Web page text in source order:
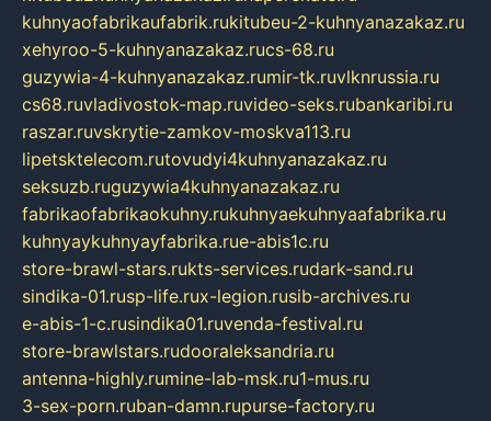
kuhnyaofabrikaufabrik.rukitubeu-2-kuhnyanazakaz.ru
xehyroo-5-kuhnyanazakaz.rucs-68.ru
guzywia-4-kuhnyanazakaz.rumir-tk.ruvlknrussia.ru
cs68.ruvladivostok-map.ruvideo-seks.rubankaribi.ru
raszar.ruvskrytie-zamkov-moskva113.ru
lipetsktelecom.rutovudyi4kuhnyanazakaz.ru
seksuzb.ruguzywia4kuhnyanazakaz.ru
fabrikaofabrikaokuhny.rukuhnyaekuhnyaafabrika.ru
kuhnyaykuhnyayfabrika.rue-abis1c.ru
store-brawl-stars.rukts-services.rudark-sand.ru
sindika-01.rusp-life.rux-legion.rusib-archives.ru
e-abis-1-c.rusindika01.ruvenda-festival.ru
store-brawlstars.rudooraleksandria.ru
antenna-highly.rumine-lab-msk.ru1-mus.ru
3-sex-porn.ruban-damn.rupurse-factory.ru